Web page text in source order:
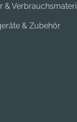
&
& Zubehör